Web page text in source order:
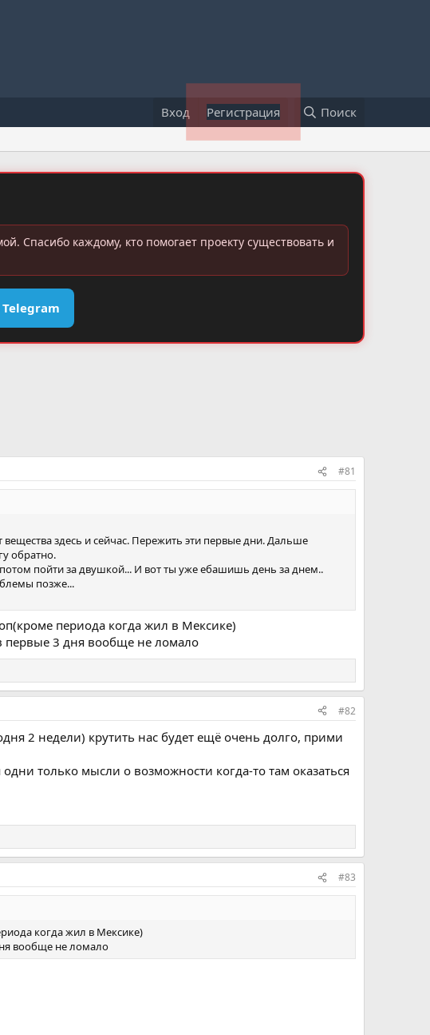
Вход Регистрация Поиск
Спасибо каждому, кто помогает проекту существовать и
#81
здесь и сейчас. Пережить эти первые дни. Дальше
обратно.
потом пойти за двушкой... И вот ты уже ебашишь день за днем..
позже...
периода когда жил в Мексике)
первые 3 дня вообще не ломало
#82
2 недели) крутить нас будет ещё очень долго, прими
только мысли о возможности когда-то там оказаться
#83
когда жил в Мексике)
вообще не ломало